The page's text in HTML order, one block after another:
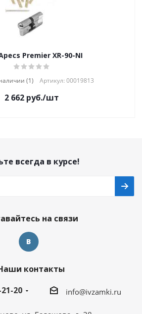
Premier XR-90-NI
(1) Артикул: 00019813
2 662 руб./шт
всегда в курсе!
на связи
контакты
20
info@ivzamki.ru